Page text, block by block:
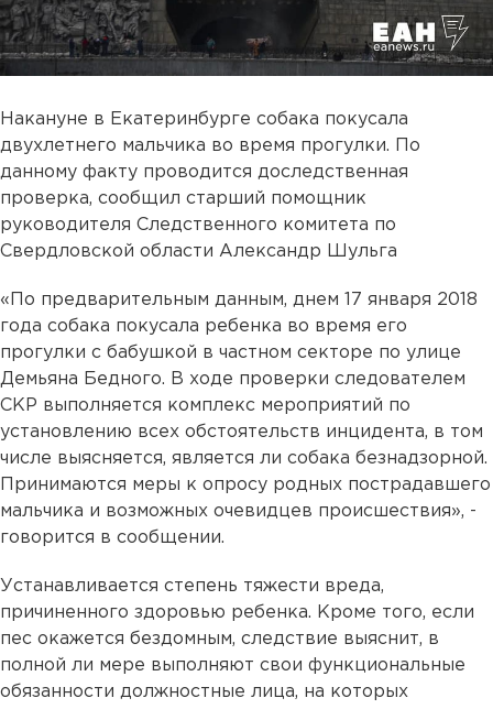
Накануне в Екатеринбурге собака покусала
двухлетнего мальчика во время прогулки. По
данному факту проводится доследственная
проверка, сообщил старший помощник
руководителя Следственного комитета по
Свердловской области Александр Шульга
«По предварительным данным, днем 17 января 2018
года собака покусала ребенка во время его
прогулки с бабушкой в частном секторе по улице
Демьяна Бедного. В ходе проверки следователем
СКР выполняется комплекс мероприятий по
установлению всех обстоятельств инцидента, в том
числе выясняется, является ли собака безнадзорной.
Принимаются меры к опросу родных пострадавшего
мальчика и возможных очевидцев происшествия», -
говорится в сообщении.
Устанавливается степень тяжести вреда,
причиненного здоровью ребенка. Кроме того, если
пес окажется бездомным, следствие выяснит, в
полной ли мере выполняют свои функциональные
обязанности должностные лица, на которых